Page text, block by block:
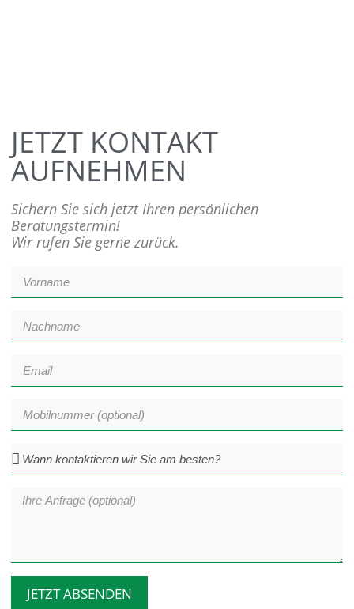
JETZT KONTAKT
AUFNEHMEN
Sichern Sie sich jetzt Ihren persönlichen
Beratungstermin!
Wir rufen Sie gerne zurück.
JETZT ABSENDEN